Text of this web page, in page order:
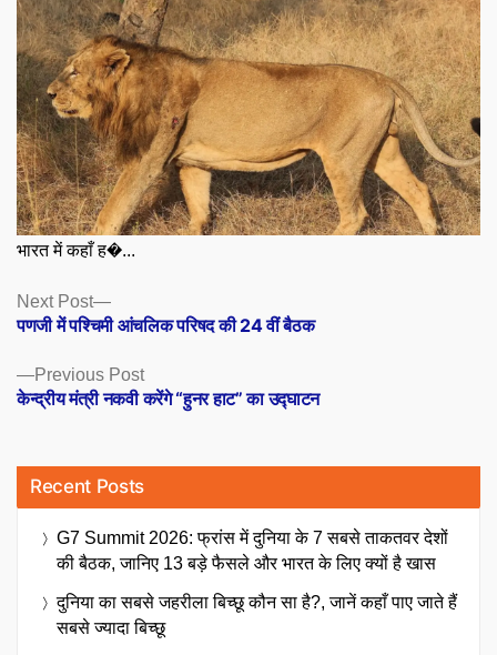
भारत में कहाँ ह�...
Posts
navigation
Previous PostPrevious
post:
केन्द्रीय मंत्री नकवी करेंगे “हुनर हाट” का उद्घाटन
Next Post
Next
post:
पणजी में पश्चिमी आंचलिक परिषद की 24 वीं बैठक
Recent Posts
G7 Summit 2026: फ्रांस में दुनिया के 7 सबसे ताकतवर देशों
की बैठक, जानिए 13 बड़े फैसले और भारत के लिए क्यों है खास
दुनिया का सबसे जहरीला बिच्छू कौन सा है?, जानें कहाँ पाए जाते हैं
सबसे ज्यादा बिच्छू